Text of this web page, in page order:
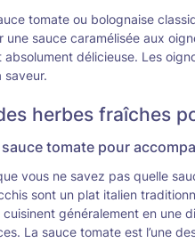
tomate ou bolognaise
sauce caramélisée aux
délicieuse. Les
saveur.
herbes fraîches
tomate pour
vous ne savez pas quelle
sont un plat italien
généralement en une
La sauce tomate est l’une